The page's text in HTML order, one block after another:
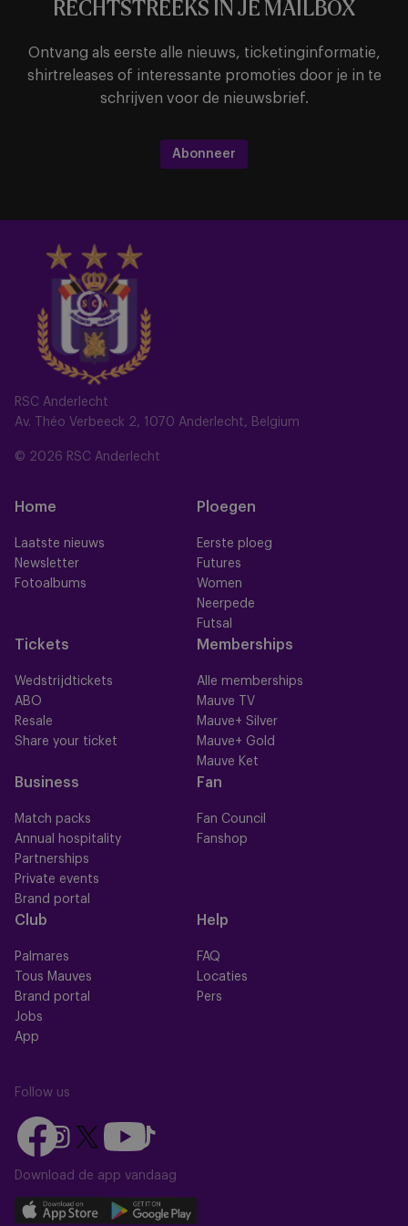
RSC Anderlecht
Av. Théo Verbeeck 2, 1070 Anderlecht, Belgium
© 2026 RSC Anderlecht
Home
Laatste nieuws
Newsletter
Fotoalbums
Ploegen
Eerste ploeg
Futures
Women
Neerpede
Futsal
Tickets
Wedstrijdtickets
ABO
Resale
Share your ticket
Memberships
Alle memberships
Mauve TV
Mauve+ Silver
Mauve+ Gold
Mauve Ket
Business
Match packs
Annual hospitality
Partnerships
Private events
Brand portal
Fan
Fan Council
Fanshop
Club
Palmares
Tous Mauves
Brand portal
Jobs
App
Help
FAQ
Locaties
Pers
Follow us
Follow
us
on
Follow
us
on
Instagram
Follow
on
X
Follow
us
on
Follow
us
on
TikTok
Download de app vandaag
Download
Download
RECHTSTREEKS IN JE MAILBOX
Ontvang als eerste alle nieuws, ticketinginformatie,
shirtreleases of interessante promoties door je in te
schrijven voor de nieuwsbrief.
Abonneer